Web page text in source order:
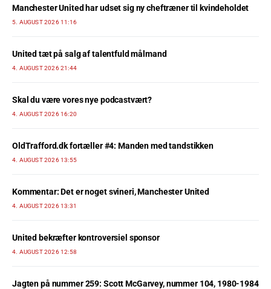
Manchester United har udset sig ny cheftræner til kvindeholdet
5. AUGUST 2026 11:16
United tæt på salg af talentfuld målmand
4. AUGUST 2026 21:44
Skal du være vores nye podcastvært?
4. AUGUST 2026 16:20
OldTrafford.dk fortæller #4: Manden med tandstikken
4. AUGUST 2026 13:55
Kommentar: Det er noget svineri, Manchester United
4. AUGUST 2026 13:31
United bekræfter kontroversiel sponsor
4. AUGUST 2026 12:58
Jagten på nummer 259: Scott McGarvey, nummer 104, 1980-1984